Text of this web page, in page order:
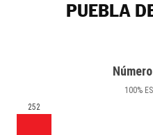
PUEBLA
100%
252